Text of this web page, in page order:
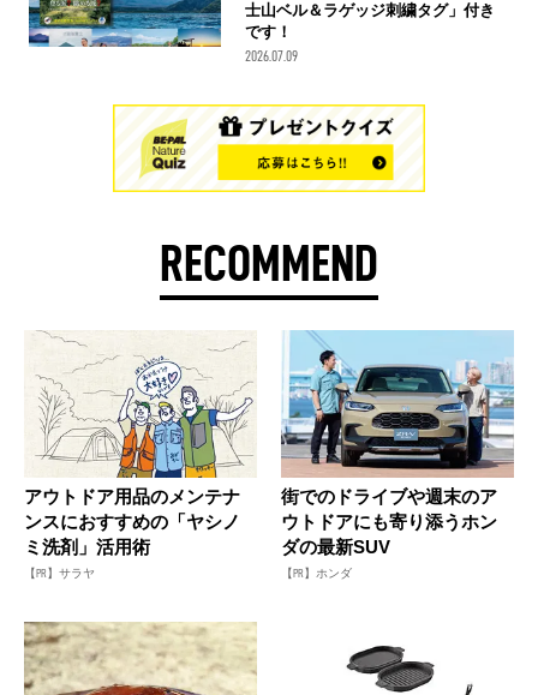
士山ベル＆ラゲッジ刺繍タグ」付き
です！
2026.07.09
RECOMMEND
アウトドア用品のメンテナ
ンスにおすすめの「ヤシノ
ミ洗剤」活用術
【PR】サラヤ
街でのドライブや週末のア
ウトドアにも寄り添うホン
ダの最新SUV
【PR】ホンダ